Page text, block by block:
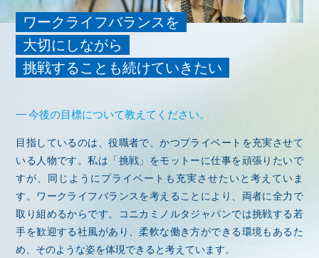
ワークライフバランスを
大切にしながら
挑戦することも続けていきたい
今後の目標について教えてください。
目指しているのは、役職者で、かつプライベートを充実させて
いる人物です。私は「挑戦」をモットーに仕事を頑張りたいで
すが、同じようにプライベートも充実させたいと考えていま
す。ワークライフバランスを考えることにより、両者に全力で
取り組めるからです。コニカミノルタジャパンでは挑戦する若
手を歓迎する社風があり、柔軟な働き方ができる環境もあるた
め、そのような姿を体現できると考えています。